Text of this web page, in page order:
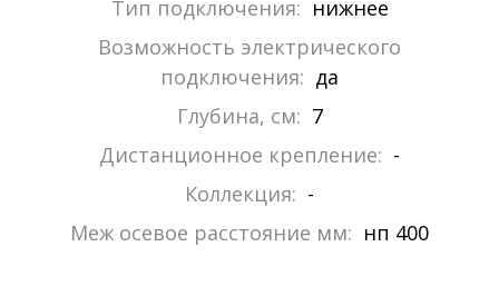
Тип подключения: нижнее
Возможность электрического
подключения: да
Глубина, см: 7
Дистанционное крепление: -
Коллекция: -
Меж осевое расстояние мм: нп 400